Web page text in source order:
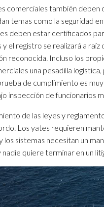
comerciales también
temas como la seguridad
deben estar certificados
el registro se realizará a
reconocida. Incluso los
una pesadilla
de cumplimiento es
inspección de funcionarios
de las leyes y
Los yates requieren
los sistemas necesitan un
nadie quiere terminar en un